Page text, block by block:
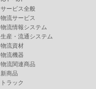
サービス全般
物流サービス
物流情報システム
生産・流通システム
物流資材
物流機器
物流関連商品
新商品
トラック